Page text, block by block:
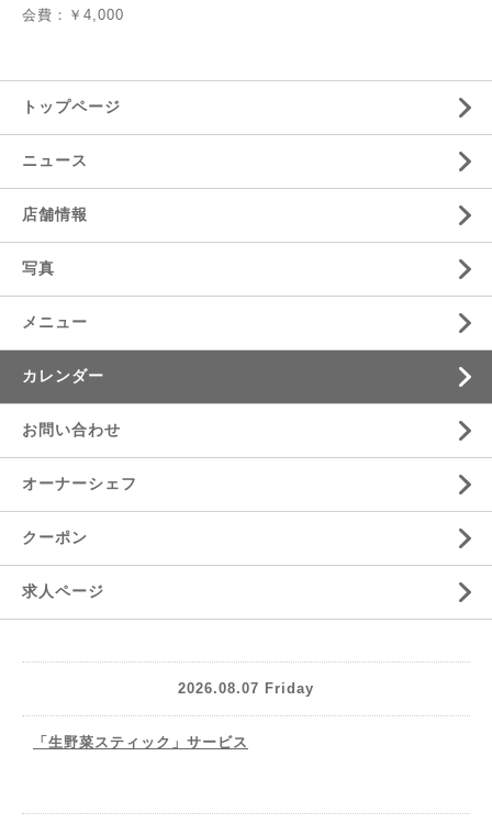
会費：￥4,000
トップページ
ニュース
店舗情報
写真
メニュー
カレンダー
お問い合わせ
オーナーシェフ
クーポン
求人ページ
2026.08.07 Friday
「生野菜スティック」サービス